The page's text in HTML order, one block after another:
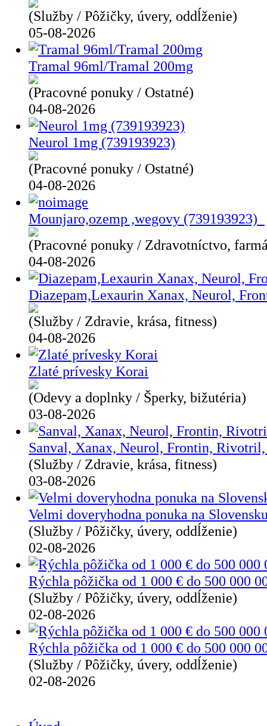
(Služby / Pôžičky, úvery, oddĺženie)
05-08-2026
Tramal 96ml/Tramal 200mg
(Pracovné ponuky / Ostatné)
04-08-2026
Neurol 1mg (739193923)
(Pracovné ponuky / Ostatné)
04-08-2026
Mounjaro,ozemp ,wegovy (739193923)
(Pracovné ponuky / Zdravotníctvo,
04-08-2026
Diazepam,Lexaurin Xanax, Neurol,
(Služby / Zdravie, krása, fitness)
04-08-2026
Zlaté prívesky Korai
(Odevy a doplnky / Šperky, bižutéria)
03-08-2026
Sanval, Xanax, Neurol, Frontin,
(Služby / Zdravie, krása, fitness)
03-08-2026
Velmi doveryhodna ponuka na
(Služby / Pôžičky, úvery, oddĺženie)
02-08-2026
Rýchla pôžička od 1 000 € do 500 000
(Služby / Pôžičky, úvery, oddĺženie)
02-08-2026
Rýchla pôžička od 1 000 € do 500 000
(Služby / Pôžičky, úvery, oddĺženie)
02-08-2026